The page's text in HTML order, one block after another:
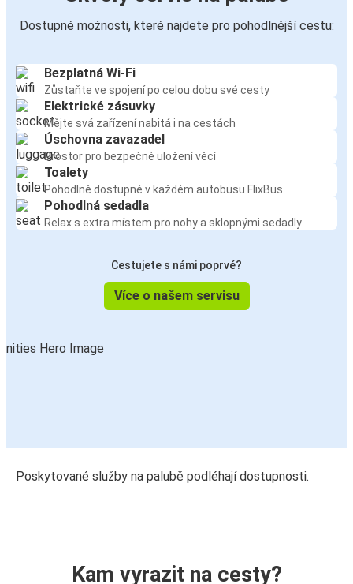
Dostupné možnosti, které najdete pro pohodlnější cestu:
Bezplatná Wi-Fi
Zůstaňte ve spojení po celou dobu své cesty
Elektrické zásuvky
Mějte svá zařízení nabitá i na cestách
Úschovna zavazadel
Prostor pro bezpečné uložení věcí
Toalety
Pohodlně dostupné v každém autobusu FlixBus
Pohodlná sedadla
Relax s extra místem pro nohy a sklopnými sedadly
Cestujete s námi poprvé?
Více o našem servisu
Poskytované služby na palubě podléhají dostupnosti.
Kam vyrazit na cesty?